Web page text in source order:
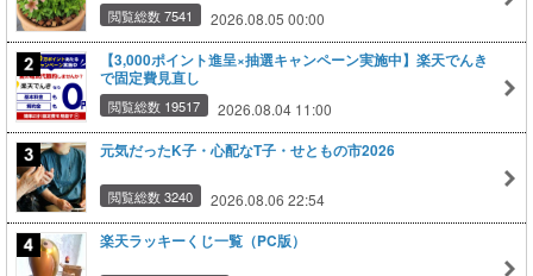
閲覧総数 7541 2026.08.05 00:00
【3,000ポイント進呈×抽選キャンペーン実施中】楽天でんき
で固定費見直し
閲覧総数 19517 2026.08.04 11:00
元気だったK子・心配なT子・せともの市2026
閲覧総数 3240 2026.08.06 22:54
楽天ラッキーくじ一覧（PC版）